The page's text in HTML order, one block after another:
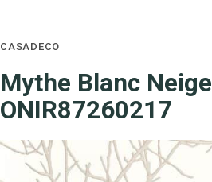
CASADECO
Mythe Blanc Neige
ONIR87260217